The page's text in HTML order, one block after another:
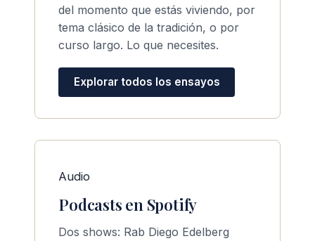
del momento que estás viviendo, por
tema clásico de la tradición, o por
curso largo. Lo que necesites.
Explorar todos los ensayos
Audio
Podcasts en Spotify
Dos shows: Rab Diego Edelberg